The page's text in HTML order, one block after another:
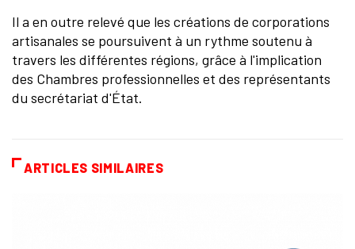
Il a en outre relevé que les créations de corporations
artisanales se poursuivent à un rythme soutenu à
travers les différentes régions, grâce à l'implication
des Chambres professionnelles et des représentants
du secrétariat d'État.
ARTICLES SIMILAIRES